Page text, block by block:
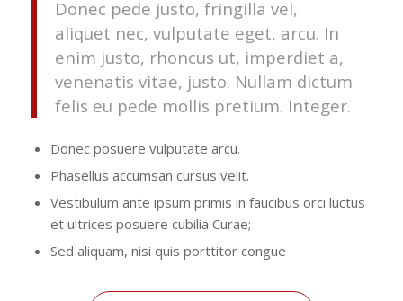
Donec pede justo, fringilla vel,
aliquet nec, vulputate eget, arcu. In
enim justo, rhoncus ut, imperdiet a,
venenatis vitae, justo. Nullam dictum
felis eu pede mollis pretium. Integer.
Donec posuere vulputate arcu.
Phasellus accumsan cursus velit.
Vestibulum ante ipsum primis in faucibus orci luctus
et ultrices posuere cubilia Curae;
Sed aliquam, nisi quis porttitor congue